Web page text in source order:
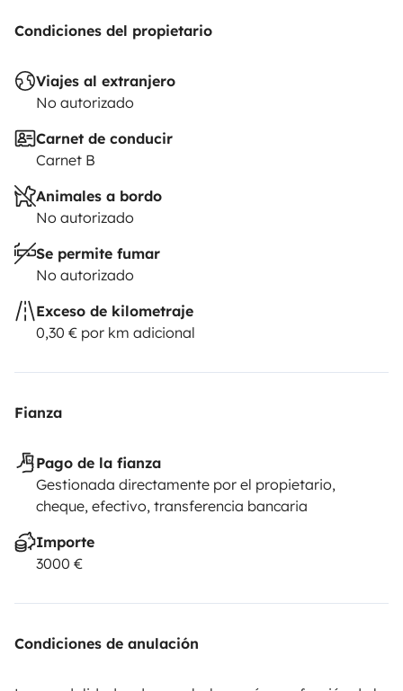
Condiciones del propietario
Viajes al extranjero
No autorizado
Carnet de conducir
Carnet B
Animales a bordo
No autorizado
Se permite fumar
No autorizado
Exceso de kilometraje
0,30 € por km adicional
Fianza
Pago de la fianza
Gestionada directamente por el propietario,
cheque, efectivo, transferencia bancaria
Importe
3000 €
Condiciones de anulación